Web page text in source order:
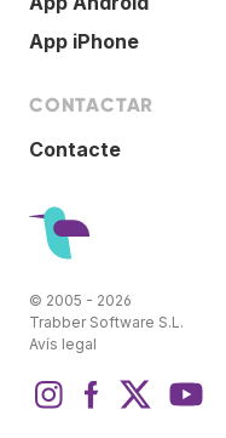
App iPhone
CONTACTAR
Contacte
© 2005 - 2026
Trabber Software S.L.
Avís legal